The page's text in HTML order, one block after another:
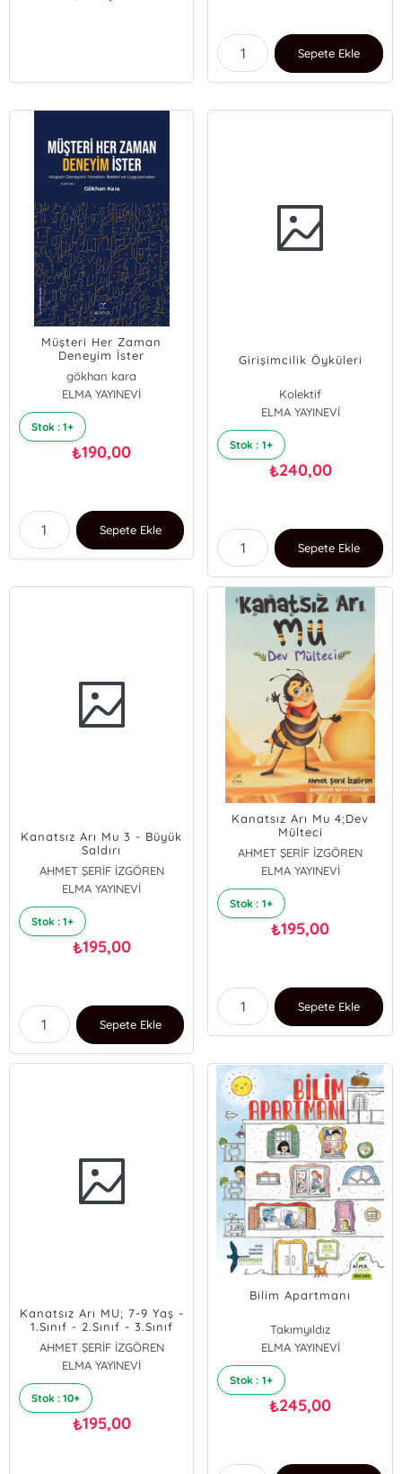
Sepete Ekle
Müşteri Her Zaman
Deneyim İster
gökhan kara
ELMA YAYINEVİ
Stok : 1+
₺190,00
Sepete Ekle
Girişimcilik Öyküleri
Kolektif
ELMA YAYINEVİ
Stok : 1+
₺240,00
Sepete Ekle
Kanatsız Arı Mu 3 - Büyük
Saldırı
AHMET ŞERİF İZGÖREN
ELMA YAYINEVİ
Stok : 1+
₺195,00
Sepete Ekle
Kanatsız Arı Mu 4;Dev
Mülteci
AHMET ŞERİF İZGÖREN
ELMA YAYINEVİ
Stok : 1+
₺195,00
Sepete Ekle
Kanatsız Arı MU; 7-9 Yaş -
1.Sınıf - 2.Sınıf - 3.Sınıf
AHMET ŞERİF İZGÖREN
ELMA YAYINEVİ
Stok : 10+
₺195,00
Bilim Apartmanı
Takımyıldız
ELMA YAYINEVİ
Stok : 1+
₺245,00